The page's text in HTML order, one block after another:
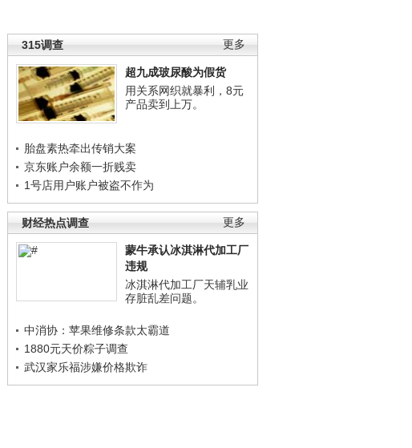
更多
315调查
超九成玻尿酸为假货
用关系网织就暴利，8元
产品卖到上万。
胎盘素热牵出传销大案
京东账户余额一折贱卖
1号店用户账户被盗不作为
更多
财经热点调查
蒙牛承认冰淇淋代加工厂
违规
冰淇淋代加工厂天辅乳业
存脏乱差问题。
中消协：苹果维修条款太霸道
1880元天价粽子调查
武汉家乐福涉嫌价格欺诈